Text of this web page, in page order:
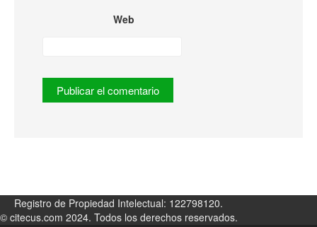
Web
Registro de Propiedad Intelectual: 122798120.
© citecus.com 2024. Todos los derechos reservados.